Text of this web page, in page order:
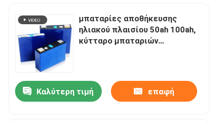
μπαταρίες αποθήκευσης
ηλιακού πλαισίου 50ah 100ah,
κύτταρο μπαταριών
Καλύτερη τιμή επαφή